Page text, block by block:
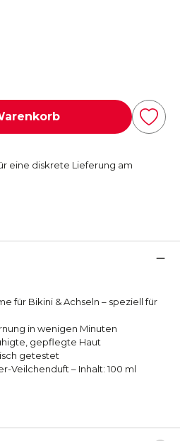
eine diskrete Lieferung am
für Bikini & Achseln – speziell für
in wenigen Minuten
gepflegte Haut
getestet
Veilchenduft – Inhalt: 100 ml